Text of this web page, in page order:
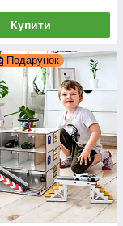
Купити
Подарунок